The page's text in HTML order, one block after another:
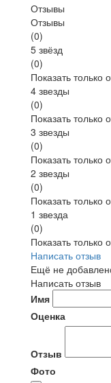
Отзывы
Отзывы
(0)
5 звёзд
(0)
Показать только
4 звезды
(0)
Показать только
3 звезды
(0)
Показать только
2 звезды
(0)
Показать только
1 звезда
(0)
Показать только
Написать отзыв
Ещё не
Написать отзыв
Имя
Оценка
Отзыв
Фото